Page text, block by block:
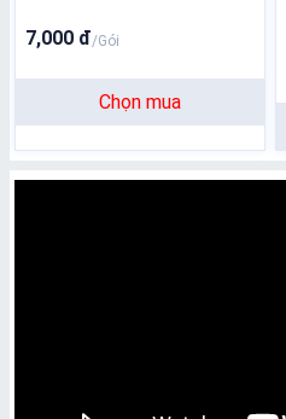
7,000 đ/Gói
Chọn mua